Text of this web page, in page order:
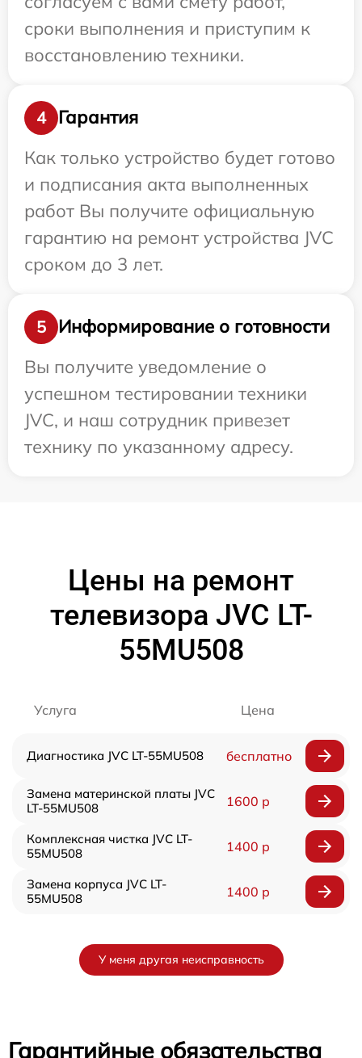
сроки выполнения и приступим к
восстановлению техники.
4
Гарантия
Как только устройство будет готово
и подписания акта выполненных
работ Вы получите официальную
гарантию на ремонт устройства JVC
сроком до 3 лет.
5
Информирование о готовности
Вы получите уведомление о
успешном тестировании техники
JVC, и наш сотрудник привезет
технику по указанному адресу.
Цены на ремонт
телевизора JVC LT-
55MU508
Услуга Цена
Диагностика JVC LT-55MU508 бесплатно
Замена материнской платы JVC
LT-55MU508
1600 р
Комплексная чистка JVC LT-
55MU508
1400 р
Замена корпуса JVC LT-
55MU508
1400 р
У меня другая неисправность
Гарантийные обязательства